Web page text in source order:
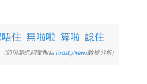
住 無啦啦 算啦 諗住
(部份類近詞彙取自ToastyNews數據分析)